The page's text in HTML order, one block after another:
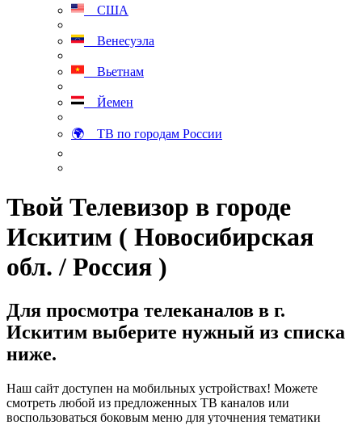
США
Венесуэла
Вьетнам
Йемен
🌍 ТВ по городам России
Твой Телевизор в городе
Искитим ( Новосибирская
обл. / Россия )
Для просмотра телеканалов в г.
Искитим выберите нужный из списка
ниже.
Наш сайт доступен на мобильных устройствах! Можете
смотреть любой из предложенных ТВ каналов или
воспользоваться боковым меню для уточнения тематики